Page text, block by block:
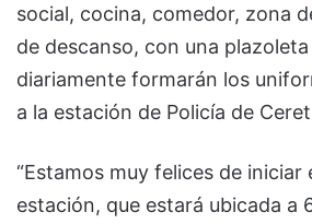
social, cocina, comedor, zona
de descanso, con una
diariamente formarán los
a la estación de Policía de
“Estamos muy felices de iniciar
estación, que estará ubicada a